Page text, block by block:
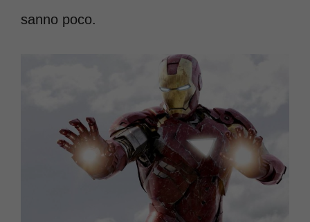
sanno poco.